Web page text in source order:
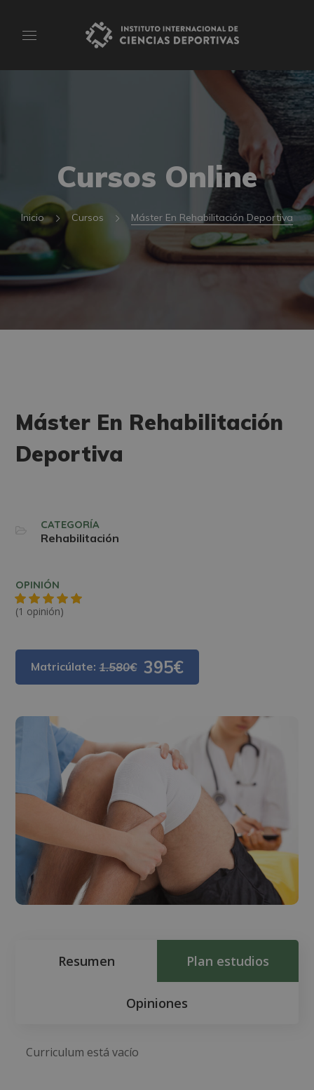
Cursos Online
Inicio Cursos Máster En Rehabilitación Deportiva
Máster En Rehabilitación
Deportiva
CATEGORÍA
Rehabilitación
OPINIÓN
(1 opinión)
Matricúlate:1.580€ 395€
Resumen Plan estudios
Opiniones
Curriculum está vacío